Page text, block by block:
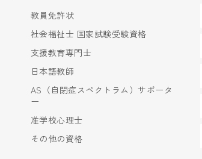
教員免許状
社会福祉士 国家試験受験資格
支援教育専門士
日本語教師
AS（自閉症スペクトラム）サポータ
ー
准学校心理士
その他の資格